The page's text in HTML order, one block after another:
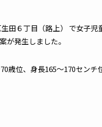
田６丁目（路上） で女子
が発生しました。
歳位、身長165～170セン